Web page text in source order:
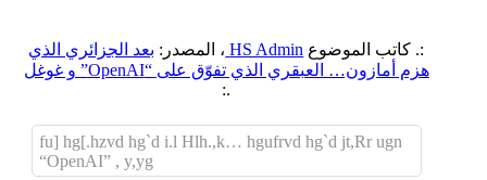
:. كاتب الموضوع HS Admin ، المصدر: بعد الجزائري الذي
هزم أمازون… العبقري الذي تفوّق على “OpenAI” و غوغل
.:
fu] hg[.hzvd hg`d i.l Hlh.,k… hgufrvd hg`d jt,Rr ugn
“OpenAI” , y,yg